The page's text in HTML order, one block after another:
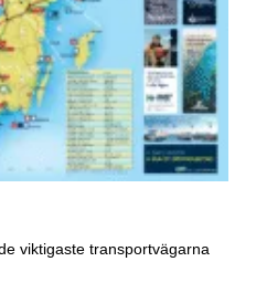
viktigaste transportvägarna